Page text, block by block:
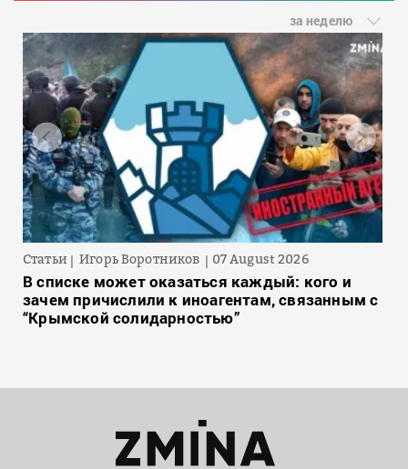
за неделю
Статьи Игорь Воротников 07 August 2026
В списке может оказаться каждый: кого и
зачем причислили к иноагентам, связанным с
“Крымской солидарностью”